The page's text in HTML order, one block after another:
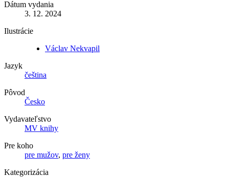
Dátum vydania
3. 12. 2024
Ilustrácie
Václav Nekvapil
Jazyk
čeština
Pôvod
Česko
Vydavateľstvo
MV knihy
Pre koho
pre mužov, pre ženy
Kategorizácia